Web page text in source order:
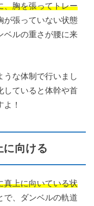
、胸を張ってトレー
が張っていない状態
ベルの重さが腰に来
うな体制で行いまし
していると体幹や首
！
向ける
真上に向いている状
で、ダンベルの軌道